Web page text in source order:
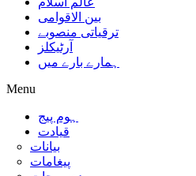
بین الاقوامی
ترقیاتی منصوبے
آرٹیکلز
ہمارے بارے میں
Menu
ہوم پیج
قیادت
بیانات
پیغامات